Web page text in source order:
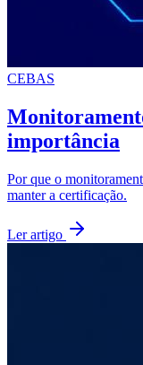
CEBAS
importância
Por que o
manter a certificação.
Ler artigo